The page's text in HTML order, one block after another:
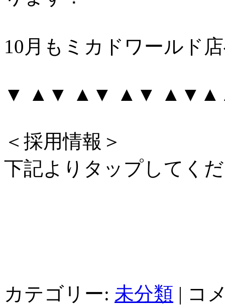
10月もミカドワールド
▼ ▲▼ ▲▼ ▲▼
＜採用情報＞
下記よりタップしてく
カテゴリー: 未分類 | コ